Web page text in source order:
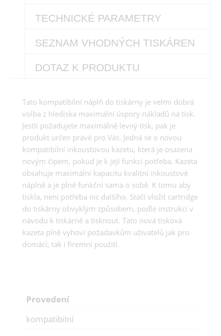
TECHNICKÉ PARAMETRY
SEZNAM VHODNÝCH TISKÁREN
DOTAZ K PRODUKTU
Tato kompatibilní náplň do tiskárny je velmi dobrá
volba z hlediska maximální úspory nákladů na tisk.
Jestli požadujete maximálně levný tisk, pak je
produkt určen právě pro Vás. Jedná se o novou
kompatibilní inkoustovou kazetu, která je osazena
novým čipem, pokud je k její funkci potřeba. Kazeta
obsahuje maximální kapacitu kvalitní inkoustové
náplně a je plně funkční sama o sobě. K tomu aby
tiskla, není potřeba nic dalšího. Stačí vložit cartridge
do tiskárny obvyklým způsobem, podle instrukcí v
návodu k tiskárně a tisknout. Tato nová tisková
kazeta plně vyhoví požadavkům uživatelů jak pro
domácí, tak i firemní použití.
Provedení
kompatibilní